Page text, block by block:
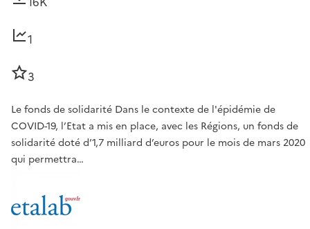
1
3
Le fonds de solidarité Dans le contexte de l'épidémie de
COVID-19, l’Etat a mis en place, avec les Régions, un fonds de
solidarité doté d’1,7 milliard d’euros pour le mois de mars 2020
qui permettra…